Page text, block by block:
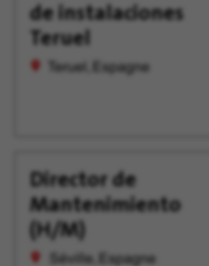
de instalaciones
Teruel
Teruel, Espagne
Director de
Mantenimiento
(H/M)
Séville, Espagne